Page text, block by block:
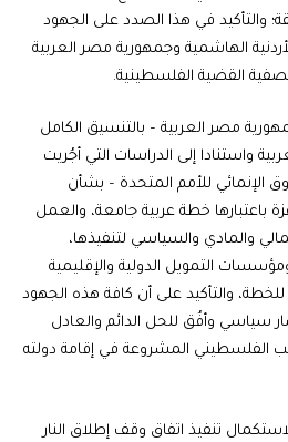
والتأكيد في هذا الصدد على الجهود
الهاشمية وجمهورية مصر العربية
القضية الفلسطينية.
مصر العربية – بالتنسيق الكامل
واستنادا إلى الدراسات التي أجُريت
الإنمائي للأمم المتحدة – بشأن
باعتبارها خطة عربية جامعة، والعمل
والمادي والسياسي لتنفيذها،
التمويل الدولية والإقليمية
والتأكيد على أن كافة هذه الجهود
سياسي وأفُق للحل الدائم والعادل
المشروعة في إقامة دولته
تنفيذ اتفاق وقف إطلاق النار